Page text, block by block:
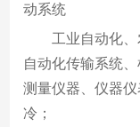
动系统
工业自动化
自动化传输系统
测量仪器、仪器
冷；